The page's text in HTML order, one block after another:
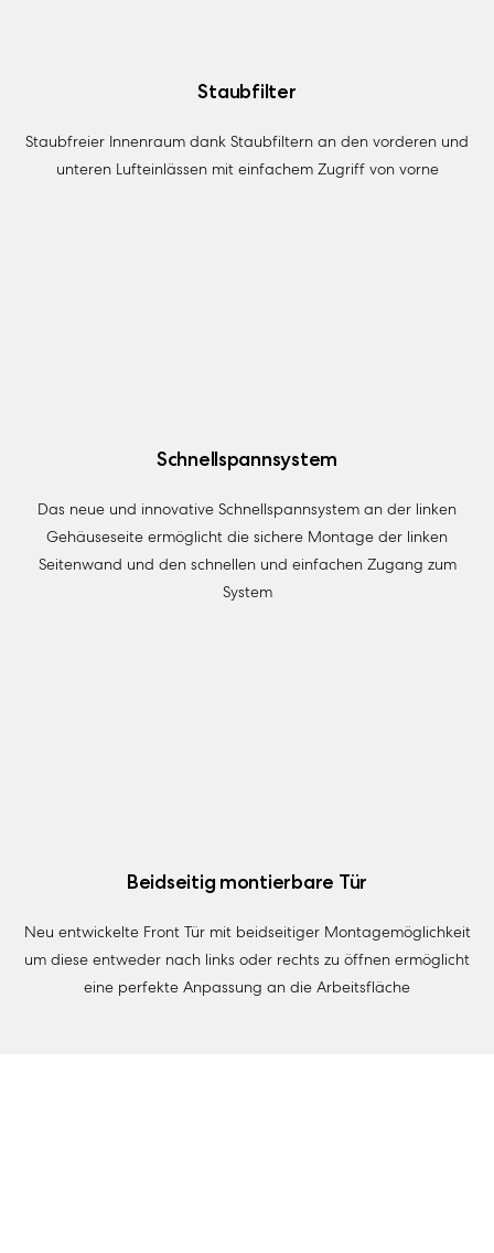
Staubfilter
Staubfreier Innenraum dank Staubfiltern an den vorderen und
unteren Lufteinlässen mit einfachem Zugriff von vorne
Schnellspannsystem
Das neue und innovative Schnellspannsystem an der linken
Gehäuseseite ermöglicht die sichere Montage der linken
Seitenwand und den schnellen und einfachen Zugang zum
System
Beidseitig montierbare Tür
Neu entwickelte Front Tür mit beidseitiger Montagemöglichkeit
um diese entweder nach links oder rechts zu öffnen ermöglicht
eine perfekte Anpassung an die Arbeitsfläche